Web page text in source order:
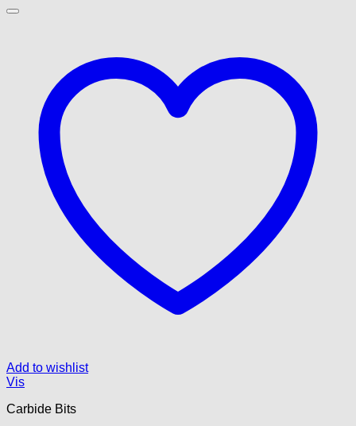
Add to wishlist
Vis
Carbide Bits